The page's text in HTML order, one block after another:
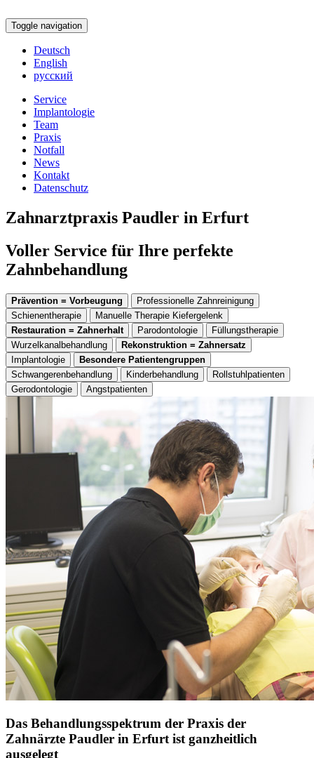
Toggle navigation
Deutsch
English
русский
Service
Implantologie
Team
Praxis
Notfall
News
Kontakt
Datenschutz
Zahnarztpraxis Paudler in Erfurt
Voller Service für Ihre perfekte
Zahnbehandlung
Prävention = Vorbeugung
Professionelle Zahnreinigung
Schienentherapie
Manuelle Therapie Kiefergelenk
Restauration = Zahnerhalt
Parodontologie
Füllungstherapie
Wurzelkanalbehandlung
Rekonstruktion = Zahnersatz
Implantologie
Besondere Patientengruppen
Schwangerenbehandlung
Kinderbehandlung
Rollstuhlpatienten
Gerodontologie
Angstpatienten
Das Behandlungsspektrum der Praxis der
Zahnärzte Paudler in Erfurt ist ganzheitlich
ausgelegt